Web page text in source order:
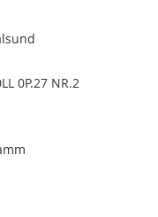
0P.27 NR.2